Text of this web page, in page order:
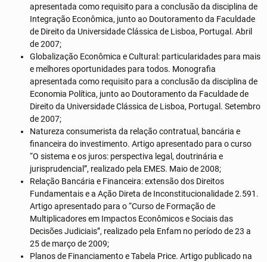
apresentada como requisito para a conclusão da disciplina de
Integração Econômica, junto ao Doutoramento da Faculdade
de Direito da Universidade Clássica de Lisboa, Portugal. Abril
de 2007;
Globalização Econômica e Cultural: particularidades para mais
e melhores oportunidades para todos. Monografia
apresentada como requisito para a conclusão da disciplina de
Economia Política, junto ao Doutoramento da Faculdade de
Direito da Universidade Clássica de Lisboa, Portugal. Setembro
de 2007;
Natureza consumerista da relação contratual, bancária e
financeira do investimento. Artigo apresentado para o curso
“O sistema e os juros: perspectiva legal, doutrinária e
jurisprudencial”, realizado pela EMES. Maio de 2008;
Relação Bancária e Financeira: extensão dos Direitos
Fundamentais e a Ação Direta de Inconstitucionalidade 2.591.
Artigo apresentado para o “Curso de Formação de
Multiplicadores em Impactos Econômicos e Sociais das
Decisões Judiciais”, realizado pela Enfam no período de 23 a
25 de março de 2009;
Planos de Financiamento e Tabela Price. Artigo publicado na